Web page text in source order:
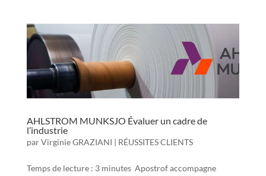
AHLSTROM MUNKSJO Évaluer un cadre de
l’industrie
parVirginie GRAZIANI | RÉUSSITES CLIENTS
Temps de lecture : 3 minutes Apostrof accompagne